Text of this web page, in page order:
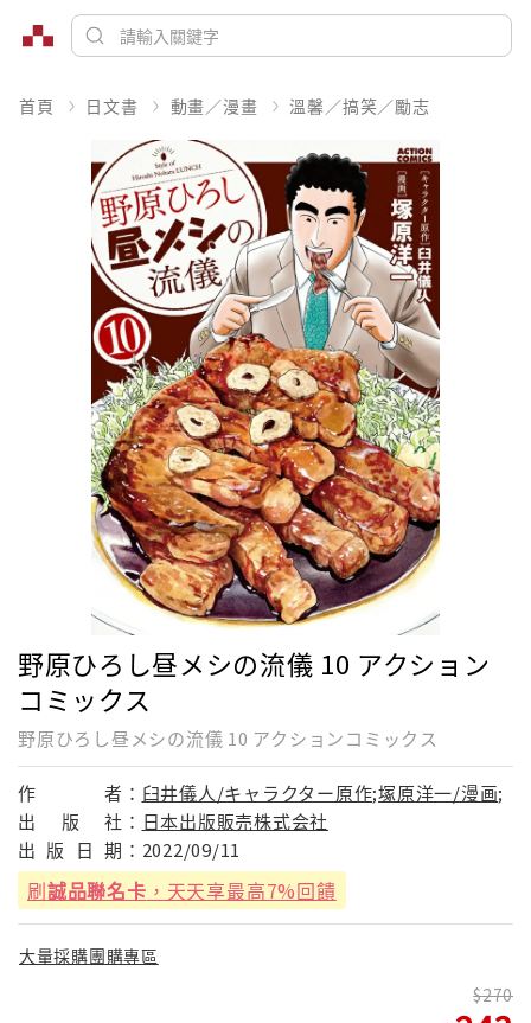
首頁 日文書 動畫／漫畫 溫馨／搞笑／勵志
野原ひろし昼メシの流儀 10 アクション
コミックス
野原ひろし昼メシの流儀 10 アクションコミックス
作 者： 臼井儀人/キャラクター原作;塚原洋一/漫画;
出
版 社： 日本出版販売株式会社
出 版 日 期： 2022/09/11
刷誠品聯名卡 ，天天享最高7%回饋
大量採購團購專區
270